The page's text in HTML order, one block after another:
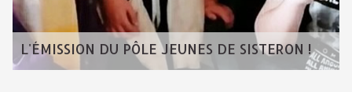
L'ÉMISSION DU PÔLE JEUNES DE SISTERON !